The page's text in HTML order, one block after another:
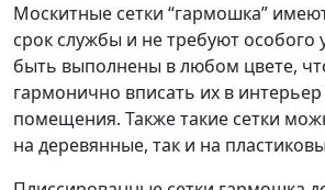
Москитные сетки “гармошка”
срок службы и не требуют особого
быть выполнены в любом цвете,
гармонично вписать их в
помещения. Также такие сетки
на деревянные, так и на